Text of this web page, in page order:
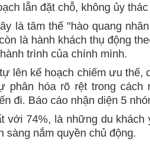
lẫn đặt chỗ, không ủy
là tâm thế "hào quang
là hành khách thụ động
trình của chính mình.
lên kế hoạch chiếm ưu thế,
phân hóa rõ rệt trong cách
đi. Báo cáo nhận diện 5
với 74%, là những du
sàng nắm quyền chủ động.